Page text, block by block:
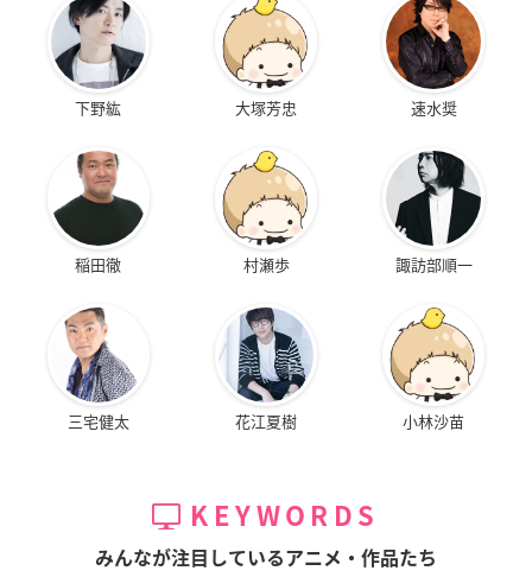
下野紘 大塚芳忠 速水奨
稲田徹 村瀬歩 諏訪部順一
三宅健太 花江夏樹 小林沙苗
KEYWORDS
みんなが注目しているアニメ・作品たち